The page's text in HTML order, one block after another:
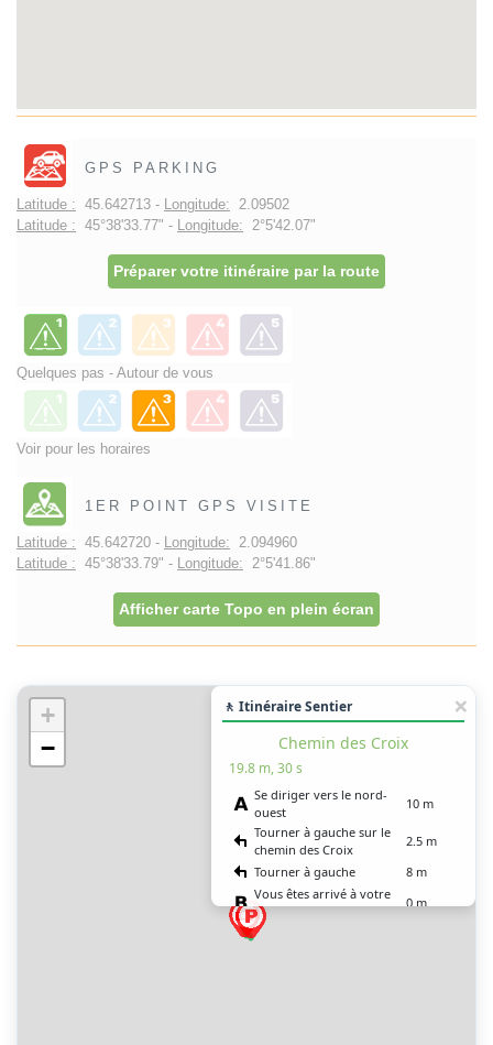
GPS PARKING
Latitude : 45.642713 - Longitude: 2.09502
Latitude : 45°38'33.77" - Longitude: 2°5'42.07"
Préparer votre itinéraire par la route
Quelques pas - Autour de vous
Voir pour les horaires
1ER POINT GPS VISITE
Latitude : 45.642720 - Longitude: 2.094960
Latitude : 45°38'33.79" - Longitude: 2°5'41.86"
Afficher carte Topo en plein écran
+
−
🚶 Itinéraire Sentier
Chemin des Croix
19.8 m, 30 s
Se diriger vers le nord-
ouest
10 m
Tourner à gauche sur le
chemin des Croix
2.5 m
Tourner à gauche
8 m
Vous êtes arrivé à votre
destination
0 m